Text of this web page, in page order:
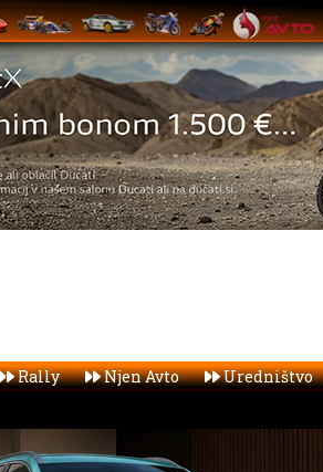
Rally Njen Avto Uredništvo